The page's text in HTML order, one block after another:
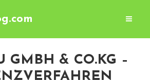
GMBH & CO.KG –